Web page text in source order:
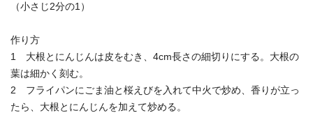
（小さじ2分の1）
作り方
1 大根とにんじんは皮をむき、4cm長さの細切りにする。大根の
葉は細かく刻む。
2 フライパンにごま油と桜えびを入れて中火で炒め、香りが立っ
たら、大根とにんじんを加えて炒める。